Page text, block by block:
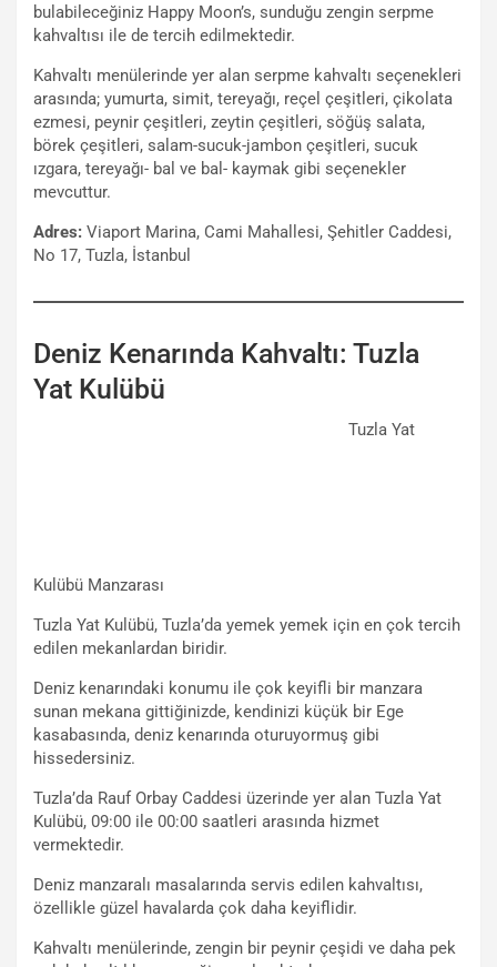
bulabileceğiniz Happy Moon’s, sunduğu zengin serpme
kahvaltısı ile de tercih edilmektedir.
Kahvaltı menülerinde yer alan serpme kahvaltı seçenekleri
arasında; yumurta, simit, tereyağı, reçel çeşitleri, çikolata
ezmesi, peynir çeşitleri, zeytin çeşitleri, söğüş salata,
börek çeşitleri, salam-sucuk-jambon çeşitleri, sucuk
ızgara, tereyağı- bal ve bal- kaymak gibi seçenekler
mevcuttur.
Adres: Viaport Marina, Cami Mahallesi, Şehitler Caddesi,
No 17, Tuzla, İstanbul
Deniz Kenarında Kahvaltı: Tuzla
Yat Kulübü
Tuzla Yat
Kulübü Manzarası
Tuzla Yat Kulübü, Tuzla’da yemek yemek için en çok tercih
edilen mekanlardan biridir.
Deniz kenarındaki konumu ile çok keyifli bir manzara
sunan mekana gittiğinizde, kendinizi küçük bir Ege
kasabasında, deniz kenarında oturuyormuş gibi
hissedersiniz.
Tuzla’da Rauf Orbay Caddesi üzerinde yer alan Tuzla Yat
Kulübü, 09:00 ile 00:00 saatleri arasında hizmet
vermektedir.
Deniz manzaralı masalarında servis edilen kahvaltısı,
özellikle güzel havalarda çok daha keyiflidir.
Kahvaltı menülerinde, zengin bir peynir çeşidi ve daha pek